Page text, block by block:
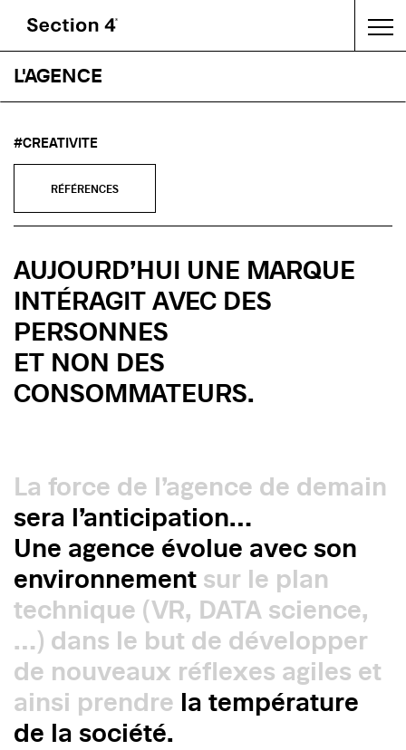
L'AGENCE
#CREATIVITE
RÉFÉRENCES
AUJOURD’HUI UNE MARQUE
INTÉRAGIT AVEC DES
PERSONNES
ET NON DES
CONSOMMATEURS.
La force de l’agence de demain
sera l’anticipation…
Une agence évolue avec son
environnement sur le plan
technique (VR, DATA science,
…) dans le but de développer
de nouveaux réflexes agiles et
ainsi prendre la température
de la société.